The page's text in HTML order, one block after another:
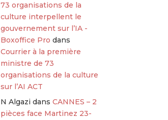
73 organisations de la
culture interpellent le
gouvernement sur l’IA -
Boxoffice Pro dans
Courrier à la première
ministre de 73
organisations de la culture
sur l’AI ACT
N Algazi dansCANNES – 2
pièces face Martinez 23-